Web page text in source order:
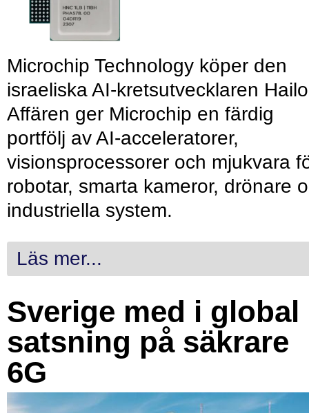
Microchip Technology köper den
israeliska AI-kretsutvecklaren
Affären ger Microchip en färdig
portfölj av AI-acceleratorer,
visionsprocessorer och mjukvara
robotar, smarta kameror, drönare
industriella system.
Läs mer...
Sverige med i global
satsning på säkrare
6G